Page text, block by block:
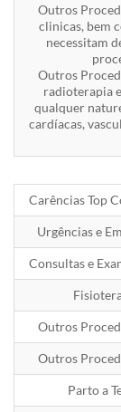
Outros
clinicas, bem
necessitam
Outros
radioterapia
qualquer
cardíacas,
Carências Top
Urgências e
Consultas e
Outros
Outros
Parto a